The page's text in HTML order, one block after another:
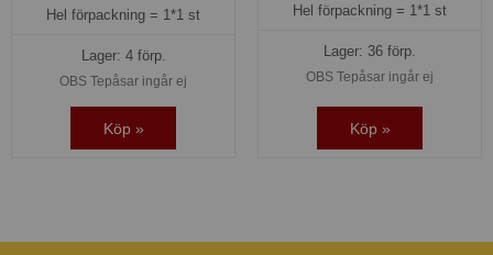
Hel förpackning = 1*1 st
Lager: 4 förp.
OBS Tepåsar ingår ej
Köp »
Hel förpackning = 1*1 st
Lager: 36 förp.
OBS Tepåsar ingår ej
Köp »